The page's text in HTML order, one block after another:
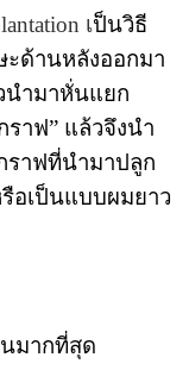
เป็นวิธี
ด้านหลังออกมา
นำมาหั่นแยก
ราฟ” แล้วจึงนำ
ราฟที่นำมาปลูก
อเป็นแบบผมยาว
มากที่สุด